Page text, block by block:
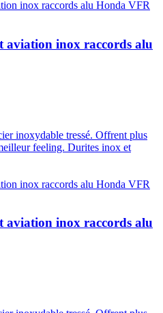
aviation inox raccords alu
inoxydable tressé. Offrent plus
feeling. Durites inox et
aviation inox raccords alu